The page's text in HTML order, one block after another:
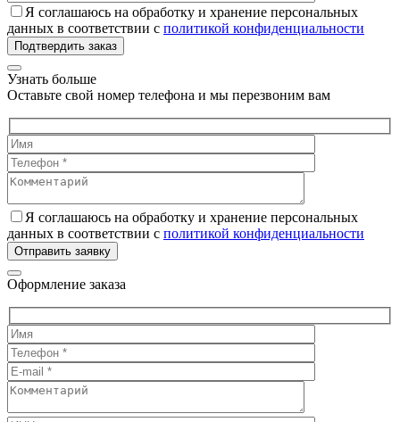
Я соглашаюсь на обработку и хранение персональных
данных в соответствии с политикой конфиденциальности
Подтвердить заказ
Узнать больше
Оставьте свой номер телефона и мы перезвоним вам
Я соглашаюсь на обработку и хранение персональных
данных в соответствии с политикой конфиденциальности
Отправить заявку
Оформление заказа